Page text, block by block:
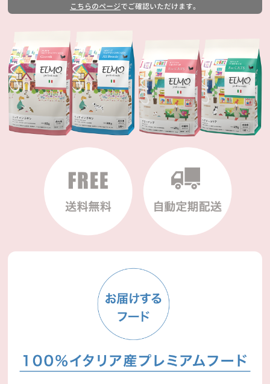
こちらのページでご確認いただけます。